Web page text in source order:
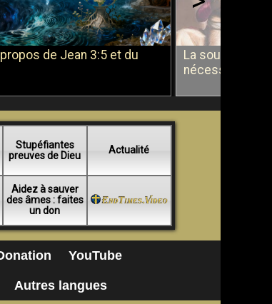
de Jean 3:5 et du
La soumission
nécessité du
Stupéfiantes
preuves de Dieu
Actualité
Aidez à sauver
des âmes : faites
un don
YouTube
Autres langues